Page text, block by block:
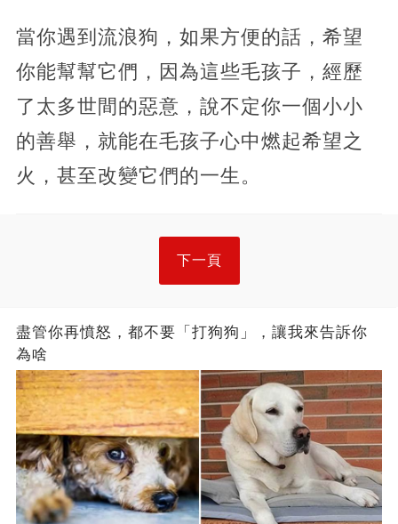
當你遇到流浪狗，如果方便的話，希望
你能幫幫它們，因為這些毛孩子，經歷
了太多世間的惡意，說不定你一個小小
的善舉，就能在毛孩子心中燃起希望之
火，甚至改變它們的一生。
下一頁
盡管你再憤怒，都不要「打狗狗」，讓我來告訴你
為啥